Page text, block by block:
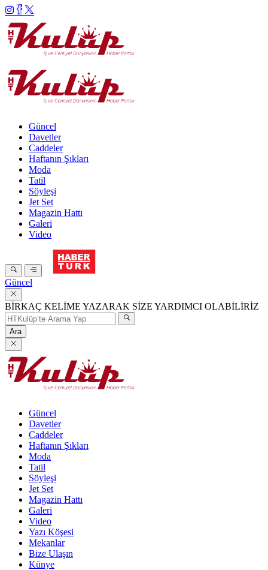
Güncel
Davetler
Caddeler
Haftanın Şıkları
Moda
Tatil
Söyleşi
Jet Set
Magazin Hattı
Galeri
Video
Güncel
BİRKAÇ KELİME YAZARAK SİZE YARDIMCI OLABİLİRİZ
Ara
Güncel
Davetler
Caddeler
Haftanın Şıkları
Moda
Tatil
Söyleşi
Jet Set
Magazin Hattı
Galeri
Video
Yazı Köşesi
Mekanlar
Bize Ulaşın
Künye